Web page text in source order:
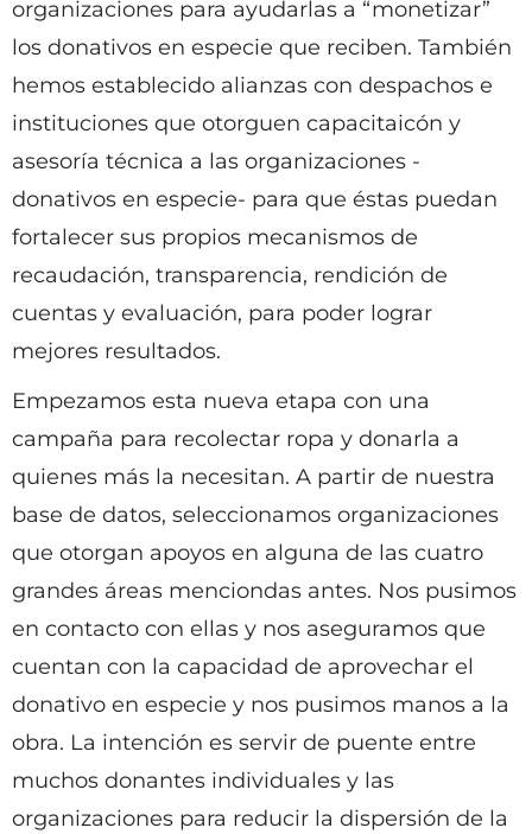
organizaciones para ayudarlas a “monetizar”
los donativos en especie que reciben. También
hemos establecido alianzas con despachos e
instituciones que otorguen capacitaicón y
asesoría técnica a las organizaciones -
donativos en especie- para que éstas puedan
fortalecer sus propios mecanismos de
recaudación, transparencia, rendición de
cuentas y evaluación, para poder lograr
mejores resultados.
Empezamos esta nueva etapa con una
campaña para recolectar ropa y donarla a
quienes más la necesitan. A partir de nuestra
base de datos, seleccionamos organizaciones
que otorgan apoyos en alguna de las cuatro
grandes áreas menciondas antes. Nos pusimos
en contacto con ellas y nos aseguramos que
cuentan con la capacidad de aprovechar el
donativo en especie y nos pusimos manos a la
obra. La intención es servir de puente entre
muchos donantes individuales y las
organizaciones para reducir la dispersión de la